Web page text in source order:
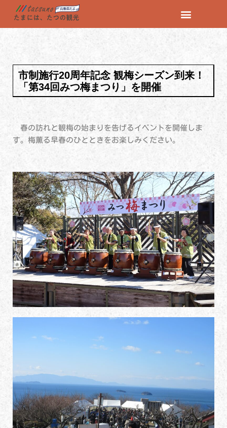
コ
ン
ス
プ
市制施行20周年記念 観梅シーズン到来！
「第34回みつ梅まつり」を開催
春の訪れと観梅の始まりを告げるイベントを開催しま
す。梅薫る早春のひとときをお楽しみください。